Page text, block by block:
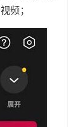
频；